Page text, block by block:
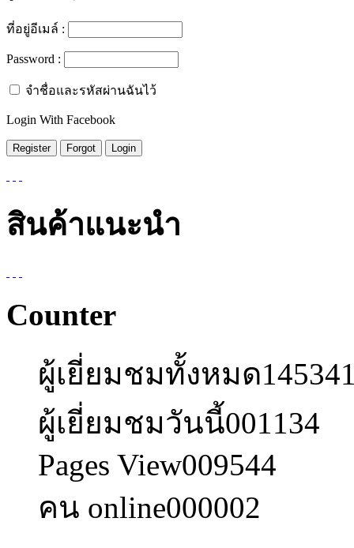
ที่อยู่อีเมล์ :
Password :
จำชื่อและรหัสผ่านฉันไว้
Login With Facebook
สินค้าแนะนำ
Counter
ผู้เยี่ยมชมทั้งหมด
ผู้เยี่ยมชมวันนี้001134
Pages View009544
คน online000002